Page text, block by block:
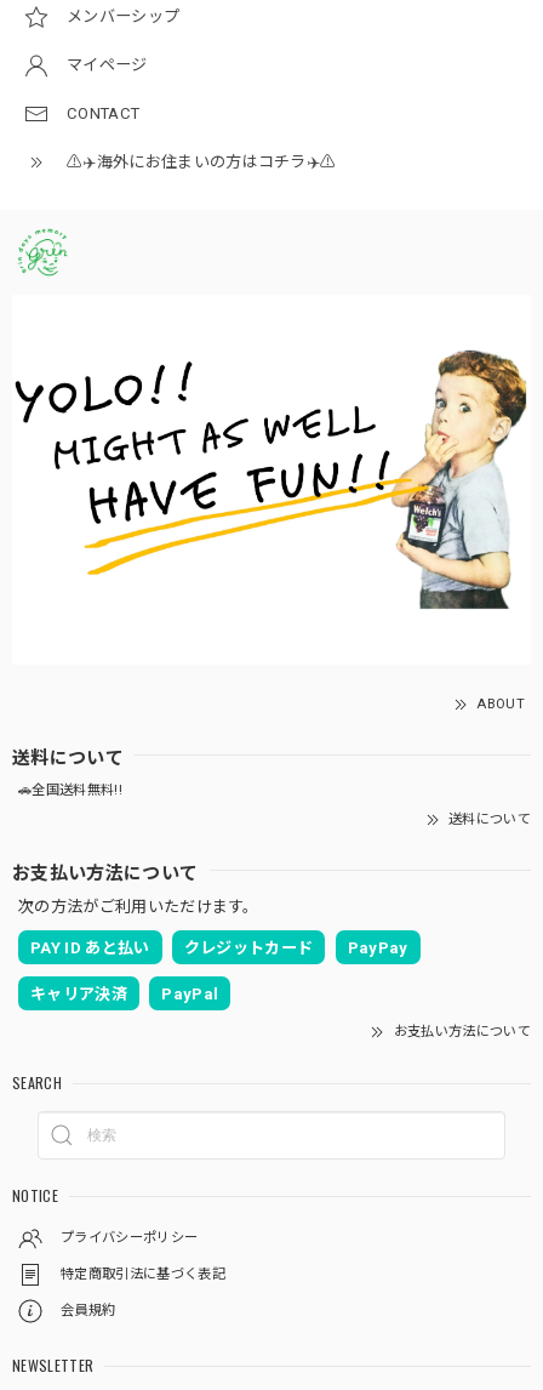
メンバーシップ
マイページ
CONTACT
⚠️✈️海外にお住まいの方はコチラ✈️⚠️
ABOUT
送料について
🚗全国送料無料!!
送料について
お支払い方法について
次の方法がご利用いただけます。
PAY ID あと払い クレジットカード PayPay
キャリア決済 PayPal
お支払い方法について
SEARCH
NOTICE
プライバシーポリシー
特定商取引法に基づく表記
会員規約
NEWSLETTER